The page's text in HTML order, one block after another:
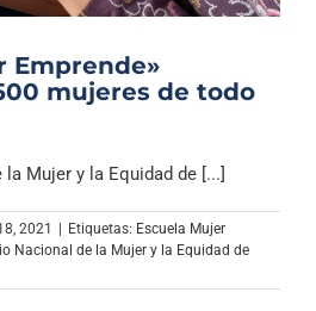
Emprende»
mujeres de todo
Mujer y la Equidad de [...]
2021 | Etiquetas: Escuela Mujer
Nacional de la Mujer y la Equidad de